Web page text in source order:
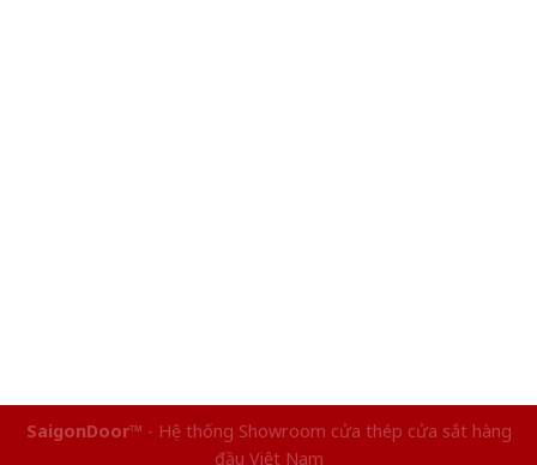
SaigonDoor™ - Hệ thống Showroom cửa thép cửa sắt hàng
đầu Việt Nam